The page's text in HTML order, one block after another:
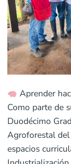
Aprender
Como parte de
Duodécimo
Agroforestal
espacios